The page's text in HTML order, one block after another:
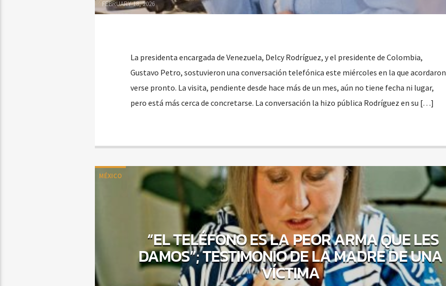
FEBRUARY 18, 2026
La presidenta encargada de Venezuela, Delcy Rodríguez, y el presidente de Colombia,
Gustavo Petro, sostuvieron una conversación telefónica este miércoles en la que acordaron
verse pronto. La visita, pendiente desde hace más de un mes, aún no tiene fecha ni lugar,
pero está más cerca de concretarse. La conversación la hizo pública Rodríguez en su […]
MÉXICO
“EL TELÉFONO ES LA PEOR ARMA QUE LES
DAMOS”; TESTIMONIO DE LA MADRE DE UNA
VÍCTIMA